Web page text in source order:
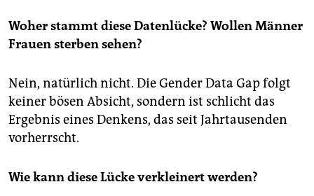
Woher stammt diese Datenlücke? Wollen Männer
Frauen sterben sehen?
Nein, natürlich nicht. Die Gender Data Gap folgt
keiner bösen Absicht, sondern ist schlicht das
Ergebnis eines Denkens, das seit Jahrtausenden
vorherrscht.
Wie kann diese Lücke verkleinert werden?